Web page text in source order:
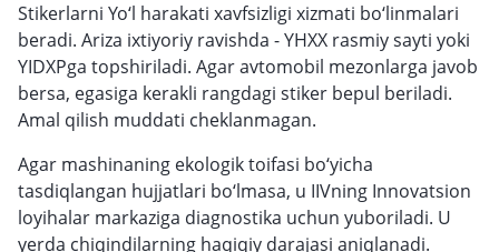
Stikerlarni Yo‘l harakati xavfsizligi xizmati bo‘linmalari
beradi. Ariza ixtiyoriy ravishda - YHXX rasmiy sayti yoki
YIDXPga topshiriladi. Agar avtomobil mezonlarga javob
bersa, egasiga kerakli rangdagi stiker bepul beriladi.
Amal qilish muddati cheklanmagan.
Agar mashinaning ekologik toifasi bo‘yicha
tasdiqlangan hujjatlari bo‘lmasa, u IIVning Innovatsion
loyihalar markaziga diagnostika uchun yuboriladi. U
yerda chiqindilarning haqiqiy darajasi aniqlanadi.